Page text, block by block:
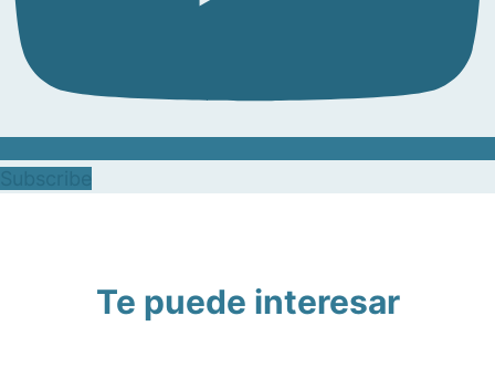
Te puede interesar